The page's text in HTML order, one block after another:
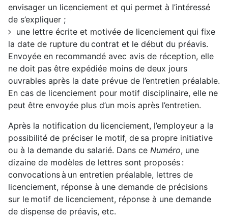
envisager un licenciement et qui permet à l’intéressé
de s’expliquer ;
une lettre écrite et motivée de licenciement qui fixe
la date de rupture du contrat et le début du préavis.
Envoyée en recommandé avec avis de réception, elle
ne doit pas être expédiée moins de deux jours
ouvrables après la date prévue de l’entretien préalable.
En cas de licenciement pour motif disciplinaire, elle ne
peut être envoyée plus d’un mois après l’entretien.
Après la notification du licenciement, l’employeur a la
possibilité de préciser le motif, de sa propre initiative
ou à la demande du salarié. Dans ce Numéro, une
dizaine de modèles de lettres sont proposés :
convocations à un entretien préalable, lettres de
licenciement, réponse à une demande de précisions
sur le motif de licenciement, réponse à une demande
de dispense de préavis, etc.